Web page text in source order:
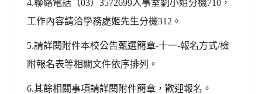
4.聯絡電話（03）3572699人事室劉小姐分機710，
工作內容請洽學務處姬先生分機312。
5.請詳閱附件本校公告甄選簡章-十一-報名方式/檢
附報名表等相關文件依序排列。
6.其餘相關事項請詳閱附件簡章，歡迎報名。